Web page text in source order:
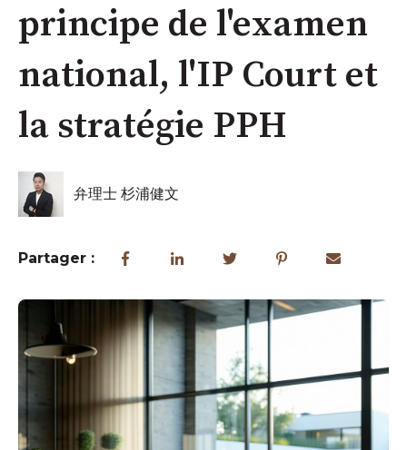
principe de l'examen
national, l'IP Court et
la stratégie PPH
弁理士 杉浦健文
Partager :